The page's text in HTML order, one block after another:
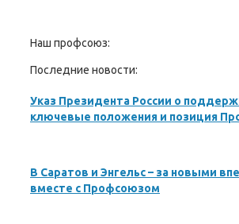
Наш профсоюз:
Последние новости:
Указ Президента России о
ключевые положения и позиция
В Саратов и Энгельс – за новыми
вместе с Профсоюзом